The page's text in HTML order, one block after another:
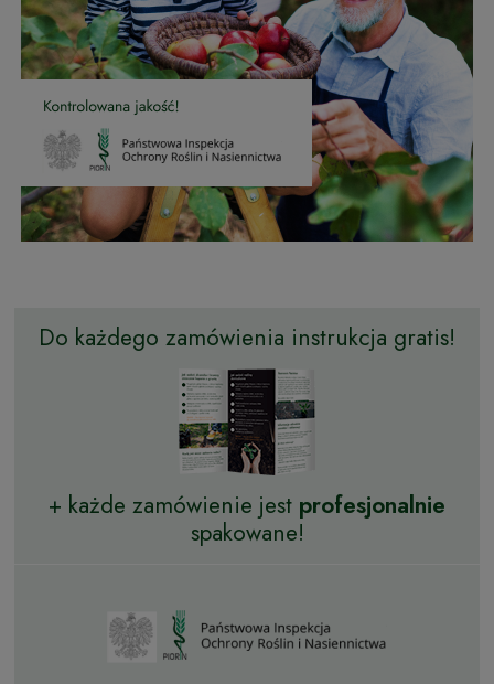
Do każdego zamówienia instrukcja gratis!
+ każde zamówienie jest profesjonalnie
spakowane!